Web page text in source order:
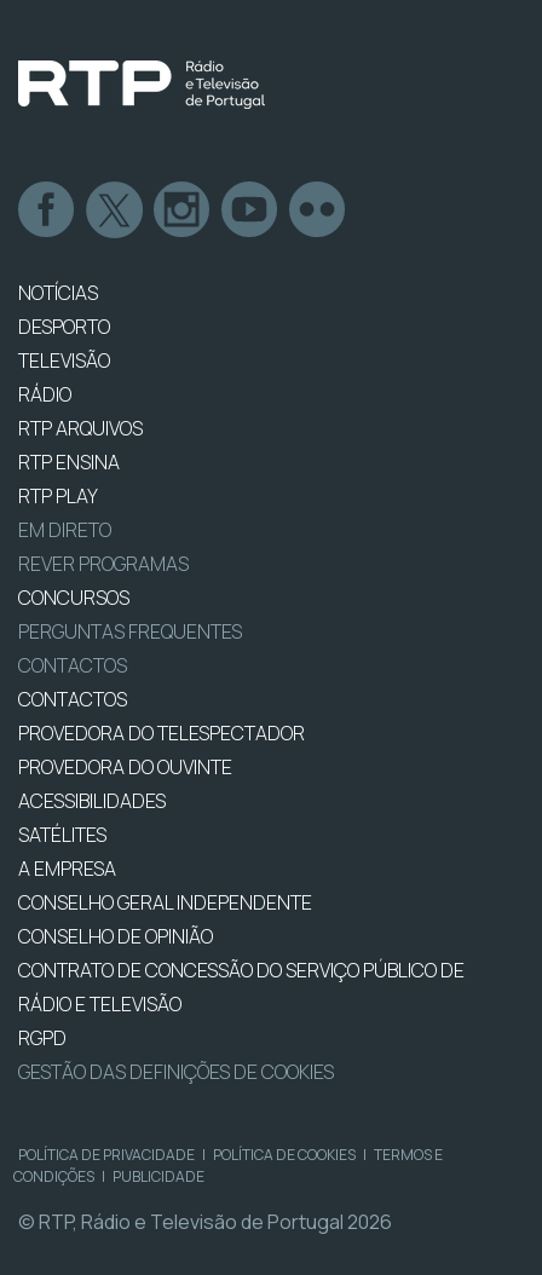
NOTÍCIAS
DESPORTO
TELEVISÃO
RÁDIO
RTP ARQUIVOS
RTP ENSINA
RTP PLAY
EM DIRETO
REVER PROGRAMAS
CONCURSOS
PERGUNTAS FREQUENTES
CONTACTOS
CONTACTOS
PROVEDORA DO TELESPECTADOR
PROVEDORA DO OUVINTE
ACESSIBILIDADES
SATÉLITES
A EMPRESA
CONSELHO GERAL INDEPENDENTE
CONSELHO DE OPINIÃO
CONTRATO DE CONCESSÃO DO SERVIÇO PÚBLICO DE
RÁDIO E TELEVISÃO
RGPD
GESTÃO DAS DEFINIÇÕES DE COOKIES
POLÍTICA DE PRIVACIDADE | POLÍTICA DE COOKIES | TERMOS E
CONDIÇÕES | PUBLICIDADE
© RTP, Rádio e Televisão de Portugal 2026